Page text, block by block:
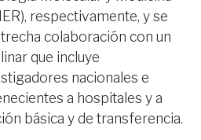
respectivamente, y se
colaboración con un
que incluye
nacionales e
a hospitales y a
básica y de transferencia.